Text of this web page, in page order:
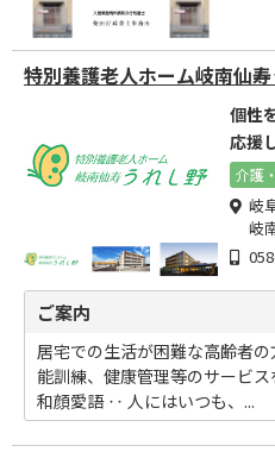
特別養護老人ホーム岐南仙
個性
応援
介護
岐
岐
ご案内
居宅での生活が困難な高齢者
能訓練、健康管理等のサービ
和顔愛語 ‥ 人にはいつも、...